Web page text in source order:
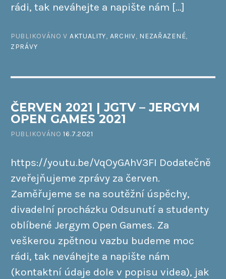
rádi, tak neváhejte a napište nám […]
PUBLIKOVÁNO V AKTUALITY, ARCHIV, NEZAŘAZENÉ,
ZPRÁVY
ČERVEN 2021 | JGTV – JERGYM
OPEN GAMES 2021
PUBLIKOVÁNO16.7.2021
https://youtu.be/VqOyGAhV3FI Dodatečně
zveřejňujeme zprávy za červen.
Zaměřujeme se na soutěžní úspěchy,
divadelní procházku Odsunutí a studenty
oblíbené Jergym Open Games. Za
veškerou zpětnou vazbu budeme moc
rádi, tak neváhejte a napište nám
(kontaktní údaje dole v popisu videa), jak